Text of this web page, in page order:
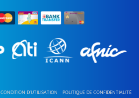
POLITIQUE DE CONFIDENTIALITÉ
CONDITION D'UTILISATION